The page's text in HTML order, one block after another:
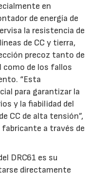
en
de energía de
la resistencia de
de CC y tierra,
precoz tanto de
como de los fallos
“Esta
para garantizar la
y la fiabilidad del
CC de alta tensión”,
a través de
DRC61 es su
directamente